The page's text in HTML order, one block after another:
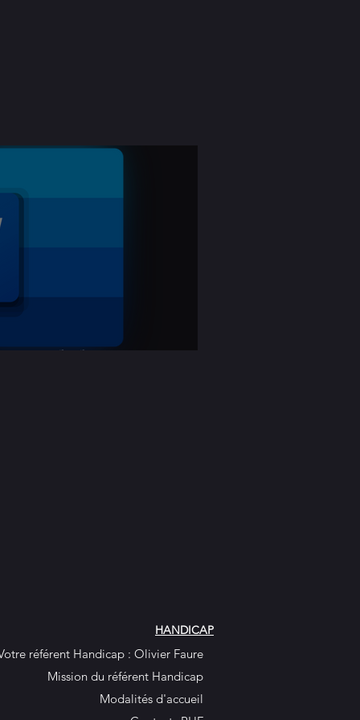
de base - niveau 1
HANDICAP
référent Handicap : Olivier Faure
Mission du référent Handicap
Modalités d'accueil